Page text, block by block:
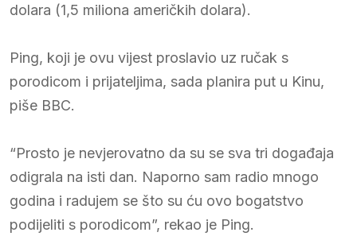
dolara (1,5 miliona američkih dolara).
Ping, koji je ovu vijest proslavio uz ručak s
porodicom i prijateljima, sada planira put u Kinu,
piše BBC.
“Prosto je nevjerovatno da su se sva tri događaja
odigrala na isti dan. Naporno sam radio mnogo
godina i radujem se što su ću ovo bogatstvo
podijeliti s porodicom”, rekao je Ping.